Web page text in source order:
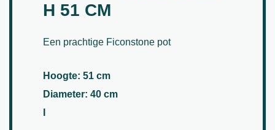
H 51 CM
Een prachtige Ficonstone pot
Hoogte: 51 cm
Diameter: 40 cm